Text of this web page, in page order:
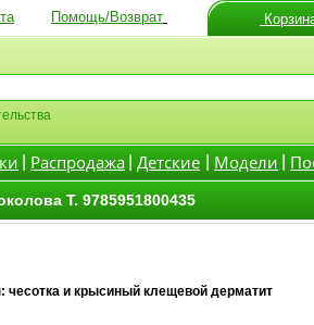
Помощь/Возврат
Распродажа Детские Модели
Т. 9785951800435
чесотка и крысиный клещевой дерматит